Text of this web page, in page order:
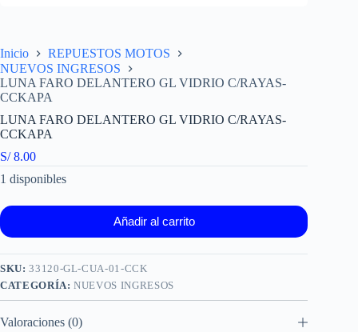
Inicio
REPUESTOS MOTOS
NUEVOS INGRESOS
LUNA FARO DELANTERO GL VIDRIO C/RAYAS-
CCKAPA
LUNA FARO DELANTERO GL VIDRIO C/RAYAS-
CCKAPA
S/8.00
1 disponibles
Añadir al carrito
SKU:33120-GL-CUA-01-CCK
CATEGORÍA:NUEVOS INGRESOS
Valoraciones (0)